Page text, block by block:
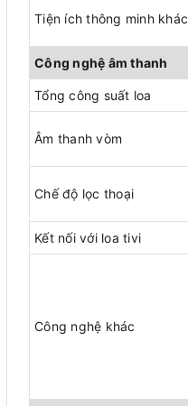
Tiện ích thông minh khác
Công nghệ âm thanh
Tổng công suất loa
Âm thanh vòm
Chế độ lọc thoại
Kết nối với loa tivi
Công nghệ khác